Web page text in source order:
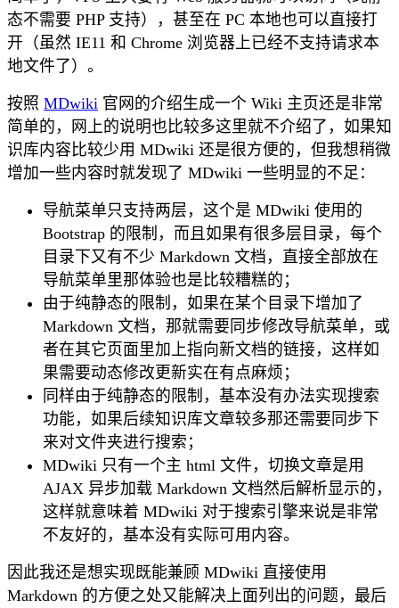
态不需要 PHP 支持），甚至在 PC 本地也可以直接打
开（虽然 IE11 和 Chrome 浏览器上已经不支持请求本
地文件了）。
按照 MDwiki 官网的介绍生成一个 Wiki 主页还是非常
简单的，网上的说明也比较多这里就不介绍了，如果知
识库内容比较少用 MDwiki 还是很方便的，但我想稍微
增加一些内容时就发现了 MDwiki 一些明显的不足：
导航菜单只支持两层，这个是 MDwiki 使用的
Bootstrap 的限制，而且如果有很多层目录，每个
目录下又有不少 Markdown 文档，直接全部放在
导航菜单里那体验也是比较糟糕的；
由于纯静态的限制，如果在某个目录下增加了
Markdown 文档，那就需要同步修改导航菜单，或
者在其它页面里加上指向新文档的链接，这样如
果需要动态修改更新实在有点麻烦；
同样由于纯静态的限制，基本没有办法实现搜索
功能，如果后续知识库文章较多那还需要同步下
来对文件夹进行搜索；
MDwiki 只有一个主 html 文件，切换文章是用
AJAX 异步加载 Markdown 文档然后解析显示的，
这样就意味着 MDwiki 对于搜索引擎来说是非常
不友好的，基本没有实际可用内容。
因此我还是想实现既能兼顾 MDwiki 直接使用
Markdown 的方便之处又能解决上面列出的问题，最后